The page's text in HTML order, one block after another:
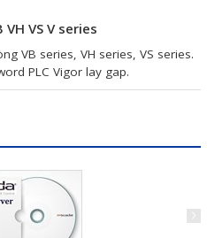
VS V series
VB series, VH series, VS series.
PLC Vigor lay gap.